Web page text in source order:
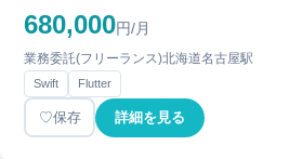
680,000円/月
業務委託(フリーランス)北海道名古屋駅
Swift Flutter
保存 詳細を見る